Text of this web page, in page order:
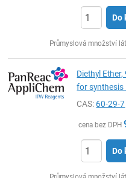
Do
Průmyslová množství
Diethyl
for synthesis
CAS:60-29-7
cena bez DPH
Do